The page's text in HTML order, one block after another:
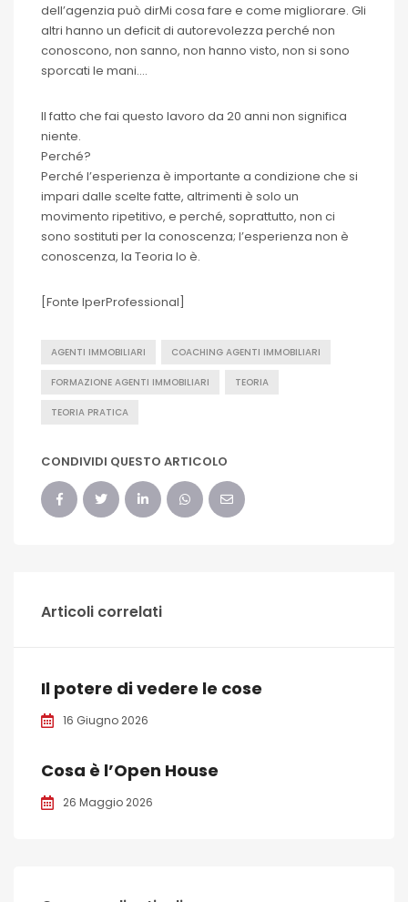
dell’agenzia può dirMi cosa fare e come migliorare. Gli
altri hanno un deficit di autorevolezza perché non
conoscono, non sanno, non hanno visto, non si sono
sporcati le mani….
Il fatto che fai questo lavoro da 20 anni non significa
niente.
Perché?
Perché l’esperienza è importante a condizione che si
impari dalle scelte fatte, altrimenti è solo un
movimento ripetitivo, e perché, soprattutto, non ci
sono sostituti per la conoscenza; l’esperienza non è
conoscenza, la Teoria lo è.
[Fonte IperProfessional]
AGENTI IMMOBILIARI COACHING AGENTI IMMOBILIARI
FORMAZIONE AGENTI IMMOBILIARI TEORIA
TEORIA PRATICA
CONDIVIDI QUESTO ARTICOLO
Articoli correlati
Il potere di vedere le cose
16 Giugno 2026
Cosa è l’Open House
26 Maggio 2026